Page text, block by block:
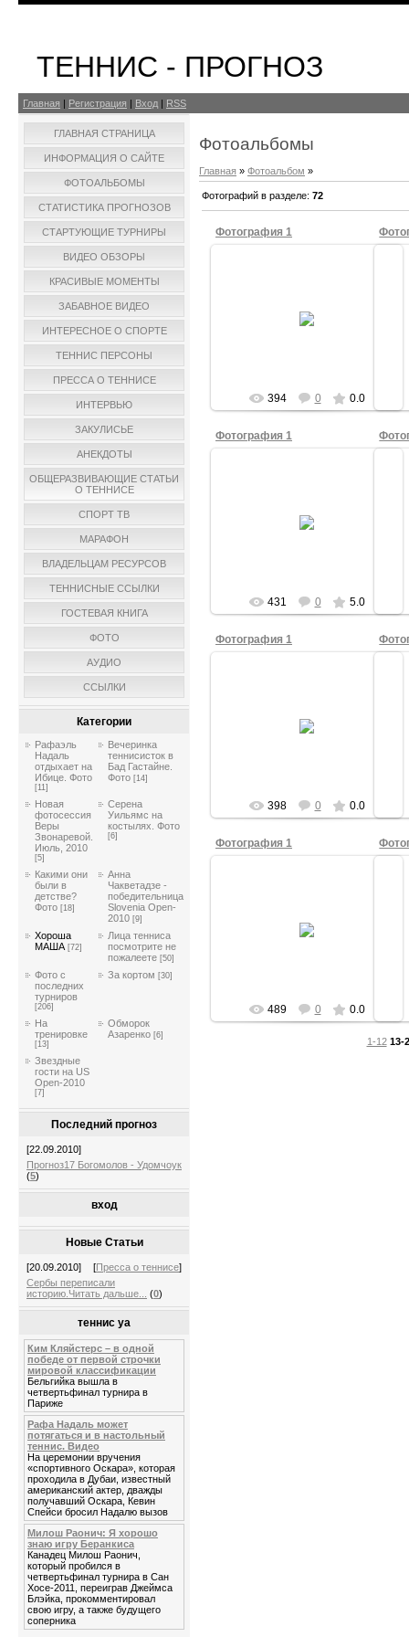
ТЕННИС - ПРОГНОЗ
Главная | Регистрация | Вход | RSS
ГЛАВНАЯ СТРАНИЦА
ИНФОРМАЦИЯ О САЙТЕ
ФОТОАЛЬБОМЫ
СТАТИСТИКА ПРОГНОЗОВ
СТАРТУЮЩИЕ ТУРНИРЫ
ВИДЕО ОБЗОРЫ
КРАСИВЫЕ МОМЕНТЫ
ЗАБАВНОЕ ВИДЕО
ИНТЕРЕСНОЕ О СПОРТЕ
ТЕННИС ПЕРСОНЫ
ПРЕССА О ТЕННИСЕ
ИНТЕРВЬЮ
ЗАКУЛИСЬЕ
АНЕКДОТЫ
ОБЩЕРАЗВИВАЮЩИЕ СТАТЬИ
О ТЕННИСЕ
СПОРТ ТВ
МАРАФОН
ВЛАДЕЛЬЦАМ РЕСУРСОВ
ТЕННИСНЫЕ ССЫЛКИ
ГОСТЕВАЯ КНИГА
ФОТО
АУДИО
ССЫЛКИ
Категории
Рафаэль
Надаль
отдыхает на
Ибице. Фото
[11]
Вечеринка
теннисисток в
Бад Гастайне.
Фото [14]
Новая
фотосессия
Веры
Звонаревой.
Июль, 2010
[5]
Серена
Уильямс на
костылях. Фото
[6]
Какими они
были в
детстве?
Фото [18]
Анна
Чакветадзе -
победительница
Slovenia Open-
2010 [9]
Хороша
МАША [72]
Лица тенниса
посмотрите не
пожалеете [50]
Фото с
последних
турниров
[206]
За кортом [30]
На
тренировке
[13]
Обморок
Азаренко [6]
Звездные
гости на US
Open-2010
[7]
Последний прогноз
[22.09.2010]
Прогноз17 Богомолов - Удомчоук
(5)
вход
Новые Статьи
[20.09.2010] [Пресса о теннисе]
Сербы переписали
историю.Читать дальше...
(0)
теннис уа
Ким Кляйстерс – в одной
победе от первой строчки
мировой классификации
Бельгийка вышла в
четвертьфинал турнира в
Париже
Рафа Надаль может
потягаться и в настольный
теннис. Видео
На церемонии вручения
«спортивного Оскара», которая
проходила в Дубаи, известный
американский актер, дважды
получавший Оскара, Кевин
Спейси бросил Надалю вызов
Милош Раонич: Я хорошо
знаю игру Беранкиса
Канадец Милош Раонич,
который пробился в
четвертьфинал турнира в Сан
Хосе-2011, переиграв Джеймса
Блэйка, прокомментировал
свою игру, а также будущего
соперника
Фотоальбомы
Главная » Фотоальбом »
Фотографий в разделе: 72
Фотография 1
394 0 0.0
Фотография 1
431 0 5.0
Фотография 1
398 0 0.0
Фотография 1
489 0 0.0
1-12 13-